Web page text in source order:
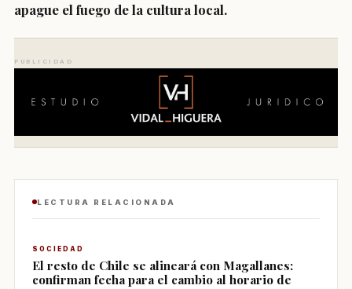
apague el fuego de la cultura local.
PUBLICIDAD
LECTURA RELACIONADA
SOCIEDAD
El resto de Chile se alineará con Magallanes:
confirman fecha para el cambio al horario de